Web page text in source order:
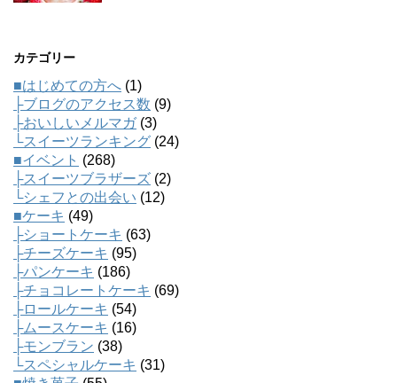
カテゴリー
■はじめての方へ (1)
├ブログのアクセス数 (9)
├おいしいメルマガ(3)
└スイーツランキング (24)
■イベント (268)
├スイーツブラザーズ (2)
└シェフとの出会い (12)
■ケーキ (49)
├ショートケーキ (63)
├チーズケーキ (95)
├パンケーキ (186)
├チョコレートケーキ (69)
├ロールケーキ (54)
├ムースケーキ (16)
├モンブラン (38)
└スペシャルケーキ (31)